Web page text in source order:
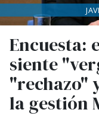
Encuesta:
siente
"rechazo"
la gestión